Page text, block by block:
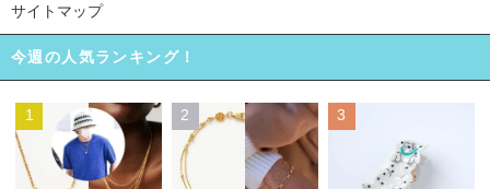
サイトマップ
今週の人気ランキング！
1 2 3